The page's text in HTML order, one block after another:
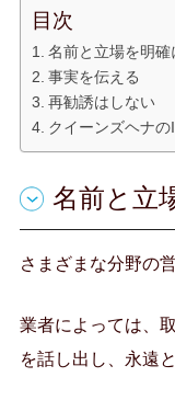
目次
名前と立場を明確
事実を伝える
再勧誘はしない
クイーンズヘナ
名前と立
さまざまな分野の
業者によっては、
を話し出し、永遠